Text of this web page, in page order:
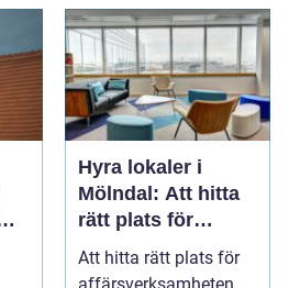
Hyra lokaler i
Mölndal: Att hitta
rätt plats för
affärsverksamhete
Att hitta rätt plats för